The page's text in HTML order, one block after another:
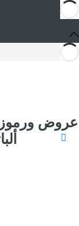
عروض ورموز